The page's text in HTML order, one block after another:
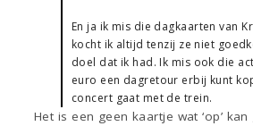
En ja ik mis die dagkaarten van
kocht ik altijd tenzij ze niet
doel dat ik had. Ik mis ook die
euro een dagretour erbij kunt
concert gaat met de trein.
Het is een geen kaartje wat ‘op’